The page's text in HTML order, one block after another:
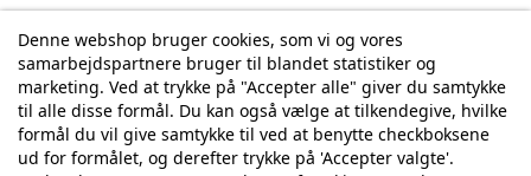
Min konto Ordrehistorik
Tilmelding til Nyhedsbrev
Vi deler aldrig din email-adresse med tredjepart
Denne webshop bruger cookies, som vi og vores
samarbejdspartnere bruger til blandet statistiker og
marketing. Ved at trykke på "Accepter alle" giver du samtykke
til alle disse formål. Du kan også vælge at tilkendegive, hvilke
formål du vil give samtykke til ved at benytte checkboksene
ud for formålet, og derefter trykke på 'Accepter valgte'.